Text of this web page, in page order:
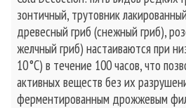
зонтичный, трутовник
древесный гриб (снежный гриб),
желчный гриб) настаиваются при
10 °C) в течение 100 часов, что
активных веществ без их
ферментированным дрожжевым